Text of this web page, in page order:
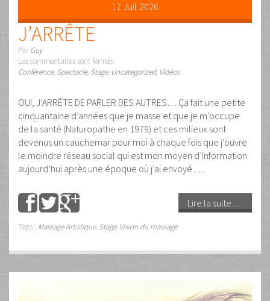
17 Juil 2026
J’ARRÊTE
Par Guy
Les commentaires sont fermés
Conférence, Spectacle, Stage, Uncategorized, Vidéos
OUI, J’ARRÊTE DE PARLER DES AUTRES… Ça fait une petite
cinquantaine d’années que je masse et que je m’occupe
de la santé (Naturopathe en 1979) et ces milieux sont
devenus un cauchemar pour moi à chaque fois que j’ouvre
le moindre réseau social qui est mon moyen d’information
aujourd’hui après une époque où j’ai envoyé …
Lire la suite …
Tags : Massage Artistique, Stage, Vision du massage